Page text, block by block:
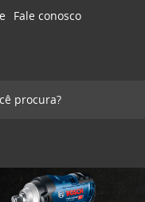
Fale conosco